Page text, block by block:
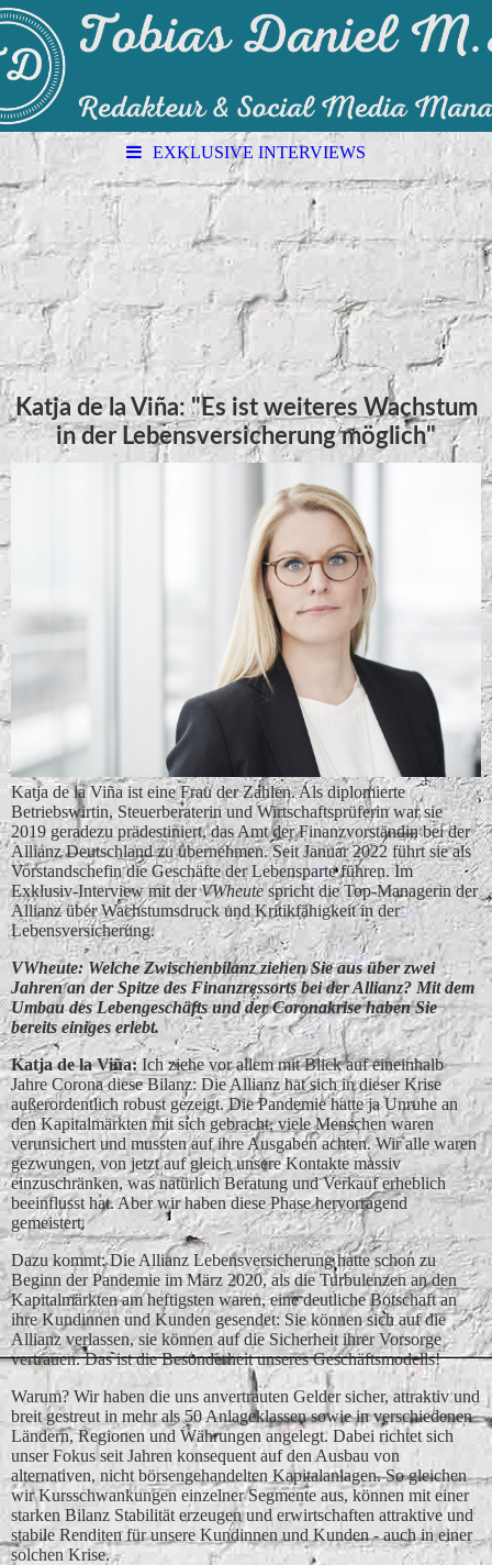
EXKLUSIVE INTERVIEWS
Katja de la Viña: "Es ist weiteres Wachstum
in der Lebensversicherung möglich"
Katja de la Viña ist eine Frau der Zahlen. Als diplomierte
Betriebswirtin, Steuerberaterin und Wirtschaftsprüferin war sie
2019 geradezu prädestiniert, das Amt der Finanzvorständin bei der
Allianz Deutschland zu übernehmen. Seit Januar 2022 führt sie als
Vorstandschefin die Geschäfte der Lebensparte führen. Im
Exklusiv-Interview mit derVWheutespricht die Top-Managerin der
Allianz über Wachstumsdruck und Kritikfähigkeit in der
Lebensversicherung.
VWheute: Welche Zwischenbilanz ziehen Sie aus über zwei
Jahren an der Spitze des Finanzressorts bei der Allianz? Mit dem
Umbau des Lebengeschäfts und der Coronakrise haben Sie
bereits einiges erlebt.
Katja de la Vin͂a:Ich ziehe vor allem mit Blick auf eineinhalb
Jahre Corona diese Bilanz: Die Allianz hat sich in dieser Krise
außerordentlich robust gezeigt. Die Pandemie hatte ja Unruhe an
den Kapitalmärkten mit sich gebracht, viele Menschen waren
verunsichert und mussten auf ihre Ausgaben achten. Wir alle waren
gezwungen, von jetzt auf gleich unsere Kontakte massiv
einzuschränken, was natürlich Beratung und Verkauf erheblich
beeinflusst hat. Aber wir haben diese Phase hervorragend
gemeistert.
Dazu kommt: Die Allianz Lebensversicherung hatte schon zu
Beginn der Pandemie im März 2020, als die Turbulenzen an den
Kapitalmärkten am heftigsten waren, eine deutliche Botschaft an
ihre Kundinnen und Kunden gesendet: Sie können sich auf die
Allianz verlassen, sie können auf die Sicherheit ihrer Vorsorge
vertrauen. Das ist die Besonderheit unseres Geschäftsmodells!
Warum? Wir haben die uns anvertrauten Gelder sicher, attraktiv und
breit gestreut in mehr als 50 Anlageklassen sowie in verschiedenen
Ländern, Regionen und Währungen angelegt. Dabei richtet sich
unser Fokus seit Jahren konsequent auf den Ausbau von
alternativen, nicht börsengehandelten Kapitalanlagen. So gleichen
wir Kursschwankungen einzelner Segmente aus, können mit einer
starken Bilanz Stabilität erzeugen und erwirtschaften attraktive und
stabile Renditen für unsere Kundinnen und Kunden - auch in einer
solchen Krise.